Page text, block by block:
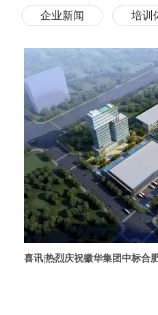
企业新闻 培训
喜讯|热烈庆祝徽华集团中标合